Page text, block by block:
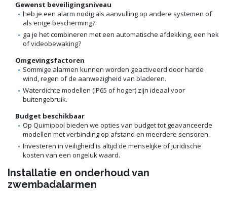
Gewenst beveiligingsniveau
heb je een alarm nodig als aanvulling op andere systemen of
als enige bescherming?
ga je het combineren met een automatische afdekking, een hek
of videobewaking?
Omgevingsfactoren
Sommige alarmen kunnen worden geactiveerd door harde
wind, regen of de aanwezigheid van bladeren.
Waterdichte modellen (IP65 of hoger) zijn ideaal voor
buitengebruik.
Budget beschikbaar
Op Quimipool bieden we opties van budget tot geavanceerde
modellen met verbinding op afstand en meerdere sensoren.
Investeren in veiligheid is altijd de menselijke of juridische
kosten van een ongeluk waard.
Installatie en onderhoud van
zwembadalarmen